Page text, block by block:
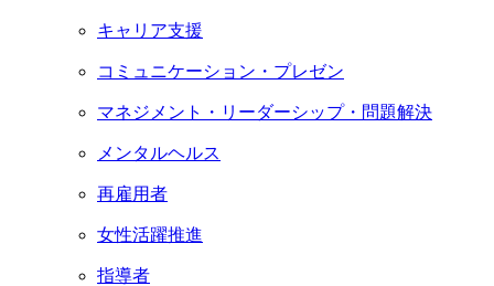
キャリア支援
コミュニケーション・プレゼン
マネジメント・リーダーシップ・問題解決
メンタルヘルス
再雇用者
女性活躍推進
指導者